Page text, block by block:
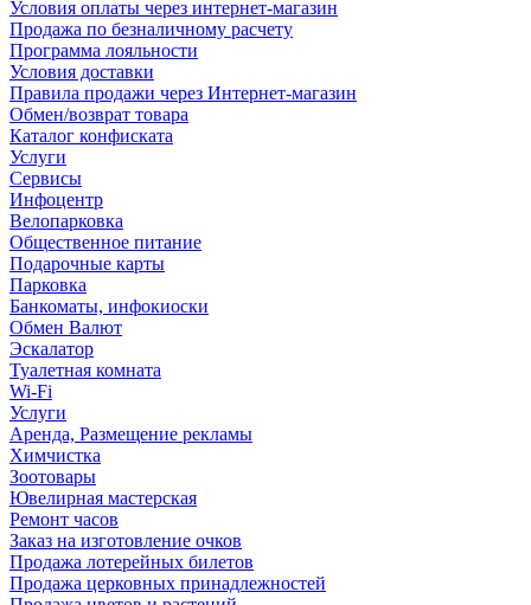
Условия оплаты через интернет-магазин
Продажа по безналичному расчету
Программа лояльности
Условия доставки
Правила продажи через Интернет-магазин
Обмен/возврат товара
Каталог конфиската
Услуги
Сервисы
Инфоцентр
Велопарковка
Общественное питание
Подарочные карты
Парковка
Банкоматы, инфокиоски
Обмен Валют
Эскалатор
Туалетная комната
Wi-Fi
Услуги
Аренда, Размещение рекламы
Химчистка
Зоотовары
Ювелирная мастерская
Ремонт часов
Заказ на изготовление очков
Продажа лотерейных билетов
Продажа церковных принадлежностей